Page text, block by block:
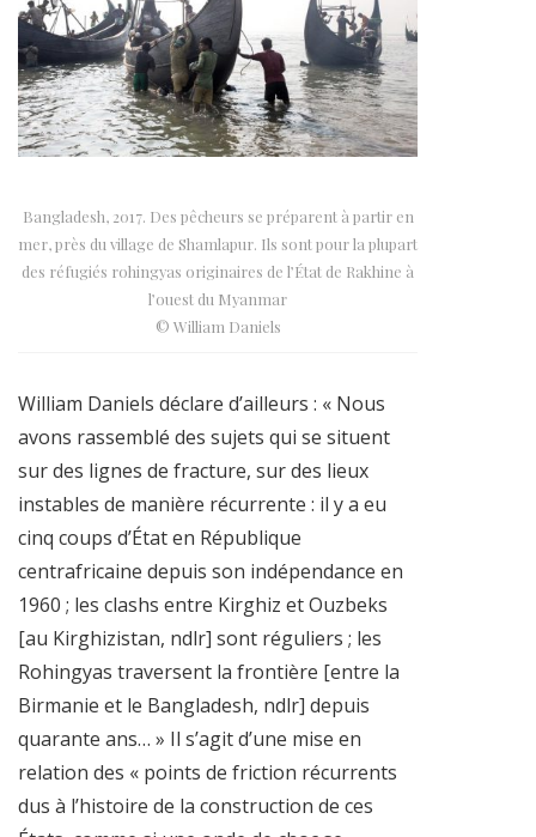
Bangladesh, 2017. Des pêcheurs se préparent à partir en
mer, près du village de Shamlapur. Ils sont pour la plupart
des réfugiés rohingyas originaires de l’État de Rakhine à
l’ouest du Myanmar
© William Daniels
William Daniels déclare d’ailleurs : « Nous
avons rassemblé des sujets qui se situent
sur des lignes de fracture, sur des lieux
instables de manière récurrente : il y a eu
cinq coups d’État en République
centrafricaine depuis son indépendance en
1960 ; les clashs entre Kirghiz et Ouzbeks
[au Kirghizistan, ndlr] sont réguliers ; les
Rohingyas traversent la frontière [entre la
Birmanie et le Bangladesh, ndlr] depuis
quarante ans… » Il s’agit d’une mise en
relation des « points de friction récurrents
dus à l’histoire de la construction de ces